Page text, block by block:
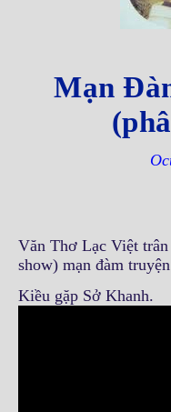
Mạn
Văn Thơ Lạc Việt trân trọng giới thiệu đến quý vị (Talk
show) mạn đàm
Kiều gặp Sở Khanh.